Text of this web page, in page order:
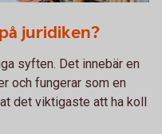
juridiken?
syften. Det innebär en
och fungerar som en
det viktigaste att ha koll